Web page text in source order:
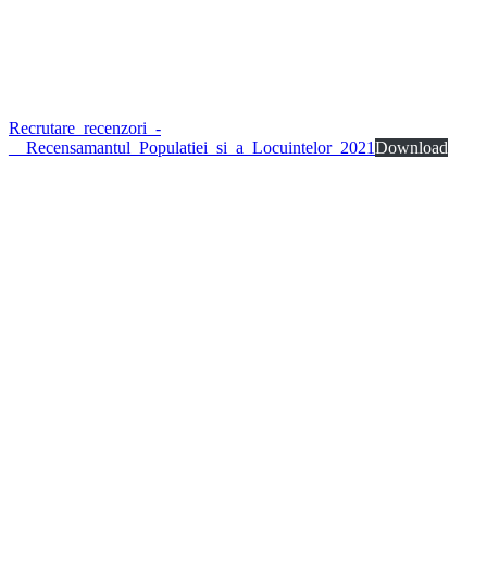
Recrutare_recenzori_-
__Recensamantul_Populatiei_si_a_Locuintelor_2021Download